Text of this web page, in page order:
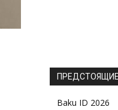
Baku ID 2026